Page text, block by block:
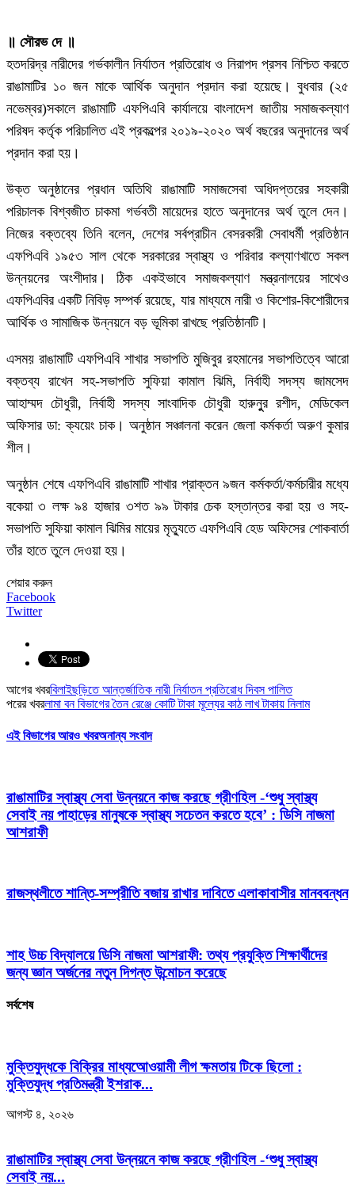
॥ সৌরভ দে ॥
হতদরিদ্র নারীদের গর্ভকালীন নির্যাতন প্রতিরোধ ও নিরাপদ প্রসব নিশ্চিত করতে
রাঙামাটির ১০ জন মাকে আর্থিক অনুদান প্রদান করা হয়েছে। বুধবার (২৫
নভেম্বর)সকালে রাঙামাটি এফপিএবি কার্যালয়ে বাংলাদেশ জাতীয় সমাজকল্যাণ
পরিষদ কর্তৃক পরিচালিত এই প্রকল্পের ২০১৯-২০২০ অর্থ বছরের অনুদানের অর্থ
প্রদান করা হয়।
উক্ত অনুষ্ঠানের প্রধান অতিথি রাঙামাটি সমাজসেবা অধিদপ্তরের সহকারী
পরিচালক বিশ্বজীত চাকমা গর্ভবতী মায়েদের হাতে অনুদানের অর্থ তুলে দেন।
নিজের বক্তব্যে তিনি বলেন, দেশের সর্বপ্রাচীন বেসরকারী সেবাধর্মী প্রতিষ্ঠান
এফপিএবি ১৯৫৩ সাল থেকে সরকারের স্বাস্থ্য ও পরিবার কল্যাণখাতে সকল
উন্নয়নের অংশীদার। ঠিক একইভাবে সমাজকল্যাণ মন্ত্রনালয়ের সাথেও
এফপিএবির একটি নিবিড় সম্পর্ক রয়েছে, যার মাধ্যমে নারী ও কিশোর-কিশোরীদের
আর্থিক ও সামাজিক উন্নয়নে বড় ভূমিকা রাখছে প্রতিষ্ঠানটি।
এসময় রাঙামাটি এফপিএবি শাখার সভাপতি মুজিবুর রহমানের সভাপতিত্বে আরো
বক্তব্য রাখেন সহ-সভাপতি সুফিয়া কামাল ঝিমি, নির্বাহী সদস্য জামসেদ
আহাম্মদ চৌধুরী, নির্বাহী সদস্য সাংবাদিক চৌধুরী হারুনুুর রশীদ, মেডিকেল
অফিসার ডা: ক্যয়েং চাক। অনুষ্ঠান সঞ্চালনা করেন জেলা কর্মকর্তা অরুণ কুমার
শীল।
অনুষ্ঠান শেষে এফপিএবি রাঙামাটি শাখার প্রাক্তন ৯জন কর্মকর্তা/কর্মচারীর মধ্যে
বকেয়া ৩ লক্ষ ৯৪ হাজার ৩শত ৯৯ টাকার চেক হস্তান্তর করা হয় ও সহ-
সভাপতি সুফিয়া কামাল ঝিমির মায়ের মৃত্যুতে এফপিএবি হেড অফিসের শোকবার্তা
তাঁর হাতে তুলে দেওয়া হয়।
শেয়ার করুন
Facebook
Twitter
আগের খবরবিলাইছড়িতে আন্তর্জাতিক নারী নির্যাতন প্রতিরোধ দিবস পালিত
পরের খবরলামা বন বিভাগের তৈন রেঞ্জে কোটি টাকা মূল্যের কাঠ লাখ টাকায় নিলাম
এই বিভাগের আরও খবরঅনান্য সংবাদ
রাঙামাটির স্বাস্থ্য সেবা উন্নয়নে কাজ করছে গ্রীণহিল -‘শুধু স্বাস্থ্য
সেবাই নয় পাহাড়ের মানুষকে স্বাস্থ্য সচেতন করতে হবে’ : ডিসি নাজমা
আশরাফী
রাজস্থলীতে শান্তি-সম্প্রীতি বজায় রাখার দাবিতে এলাকাবাসীর মানববন্ধন
শাহ উচ্চ বিদ্যালয়ে ডিসি নাজমা আশরাফী: তথ্য প্রযুক্তি শিক্ষার্থীদের
জন্য জ্ঞান অর্জনের নতুন দিগন্ত উন্মোচন করেছে
সর্বশেষ
মুক্তিযুদ্ধকে বিক্রির মাধ্যআেওয়ামী লীগ ক্ষমতায় টিকে ছিলো :
মুক্তিযুদ্ধ প্রতিমন্ত্রী ইশরাক...
আগস্ট ৪, ২০২৬
রাঙামাটির স্বাস্থ্য সেবা উন্নয়নে কাজ করছে গ্রীণহিল -‘শুধু স্বাস্থ্য
সেবাই নয়...